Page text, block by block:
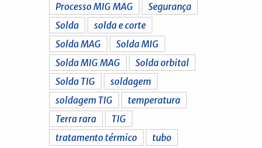
Processo MIG MAG
Segurança
Solda
solda e corte
Solda MAG
Solda MIG
Solda MIG MAG
Solda orbital
Solda TIG
soldagem
soldagem TIG
temperatura
Terra rara
TIG
tratamento térmico
tubo